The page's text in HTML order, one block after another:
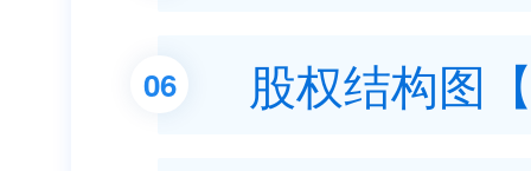
06 股权结构图